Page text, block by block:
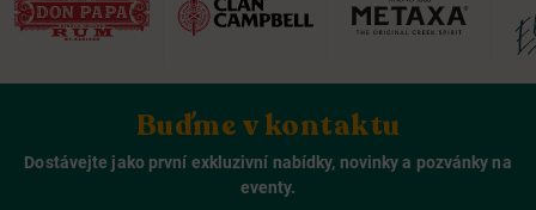
Buďme v kontaktu
Dostávejte jako první exkluzivní nabídky, novinky a pozvánky na
eventy.